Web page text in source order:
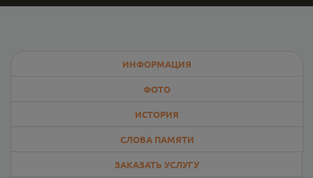
ИНФОРМАЦИЯ
ФОТО
ИСТОРИЯ
СЛОВА ПАМЯТИ
ЗАКАЗАТЬ УСЛУГУ